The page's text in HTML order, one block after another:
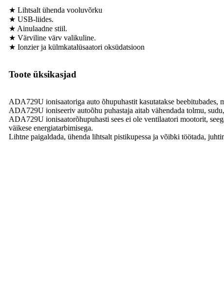
★ Lihtsalt ühenda vooluvõrku
★ USB-liides.
★ Ainulaadne stiil.
★ Värviline värv valikuline.
★ Ionzier ja külmkatalüsaatori oksüdatsioon
Toote üksikasjad
ADA729U ionisaatoriga auto õhupuhastit kasutatakse beebitubades,
ADA729U ioniseeriv autoõhu puhastaja aitab vähendada tolmu,
ADA729U ionisaatorõhupuhasti sees ei ole ventilaatori mootorit,
väikese energiatarbimisega.
Lihtne paigaldada, ühenda lihtsalt pistikupessa ja võibki töötada,